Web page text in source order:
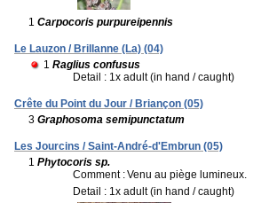
1 Carpocoris purpureipennis
Le Lauzon / Brillanne (La) (04)
1 Raglius confusus
Detail : 1x adult (in hand / caught)
Crête du Point du Jour / Briançon (05)
3 Graphosoma semipunctatum
Les Jourcins / Saint-André-d'Embrun (05)
1 Phytocoris sp.
Comment :Venu au piège lumineux.
Detail : 1x adult (in hand / caught)